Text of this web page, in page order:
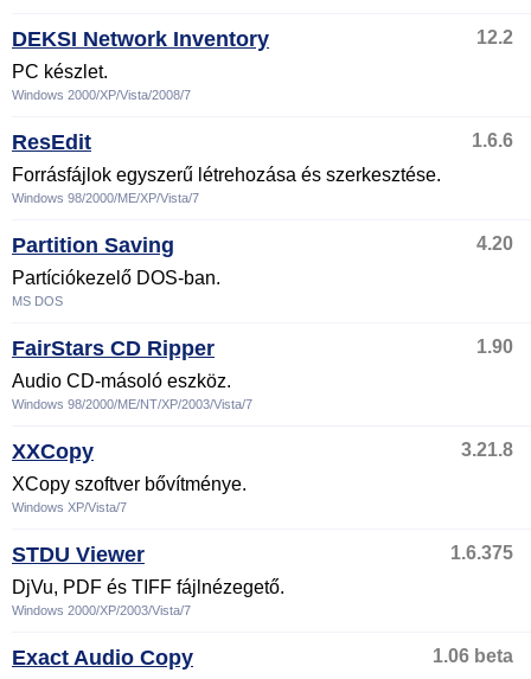
DEKSI Network Inventory
12.2
PC készlet.
Windows 2000/XP/Vista/2008/7
ResEdit
1.6.6
Forrásfájlok egyszerű létrehozása és szerkesztése.
Windows 98/2000/ME/XP/Vista/7
Partition Saving
4.20
Partíciókezelő DOS-ban.
MS DOS
FairStars CD Ripper
1.90
Audio CD-másoló eszköz.
Windows 98/2000/ME/NT/XP/2003/Vista/7
XXCopy
3.21.8
XCopy szoftver bővítménye.
Windows XP/Vista/7
STDU Viewer
1.6.375
DjVu, PDF és TIFF fájlnézegető.
Windows 2000/XP/2003/Vista/7
Exact Audio Copy
1.06 beta